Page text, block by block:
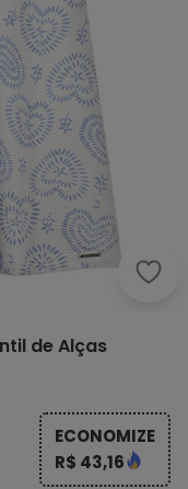
de Alças
ECONOMIZE
R$ 43,16